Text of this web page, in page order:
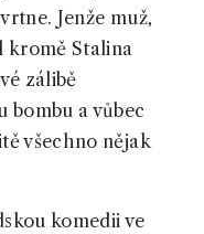
Jenže muž,
kromě Stalina
zálibě
bombu a vůbec
všechno nějak
komedii ve